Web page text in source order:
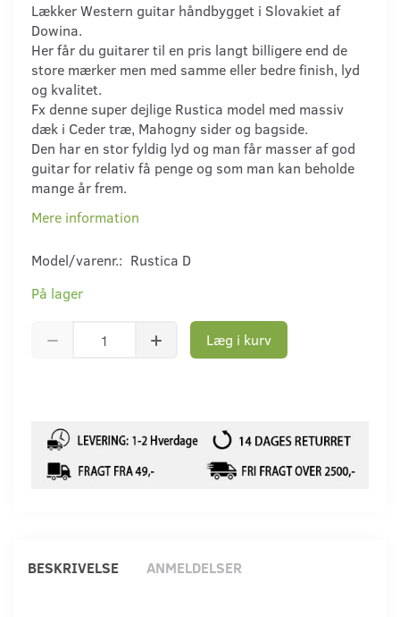
Lækker Western guitar håndbygget i Slovakiet af
Dowina.
Her får du guitarer til en pris langt billigere end de
store mærker men med samme eller bedre finish, lyd
og kvalitet.
Fx denne super dejlige Rustica model med massiv
dæk i Ceder træ, Mahogny sider og bagside.
Den har en stor fyldig lyd og man får masser af god
guitar for relativ få penge og som man kan beholde
mange år frem.
Mere information
Model/varenr.: Rustica D
På lager
Læg i kurv
BESKRIVELSE ANMELDELSER